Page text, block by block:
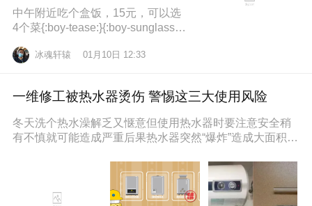
中午附近吃个盒饭，15元，可以选
4个菜{:boy-tease:}{:boy-sunglasse
冰魂轩辕 01月10日 12:33
一维修工被热水器烫伤 警惕这三大使用风险
冬天洗个热水澡解乏又惬意但使用热水器时要注意安全稍
有不慎就可能造成严重后果热水器突然“爆炸”造成大面积烫